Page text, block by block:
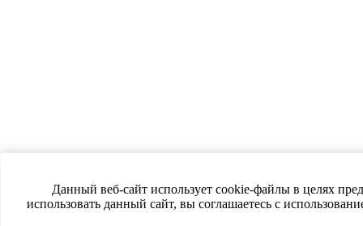
Данный веб-сайт использует cookie-файлы в целях
использовать данный сайт, вы соглашаетесь с